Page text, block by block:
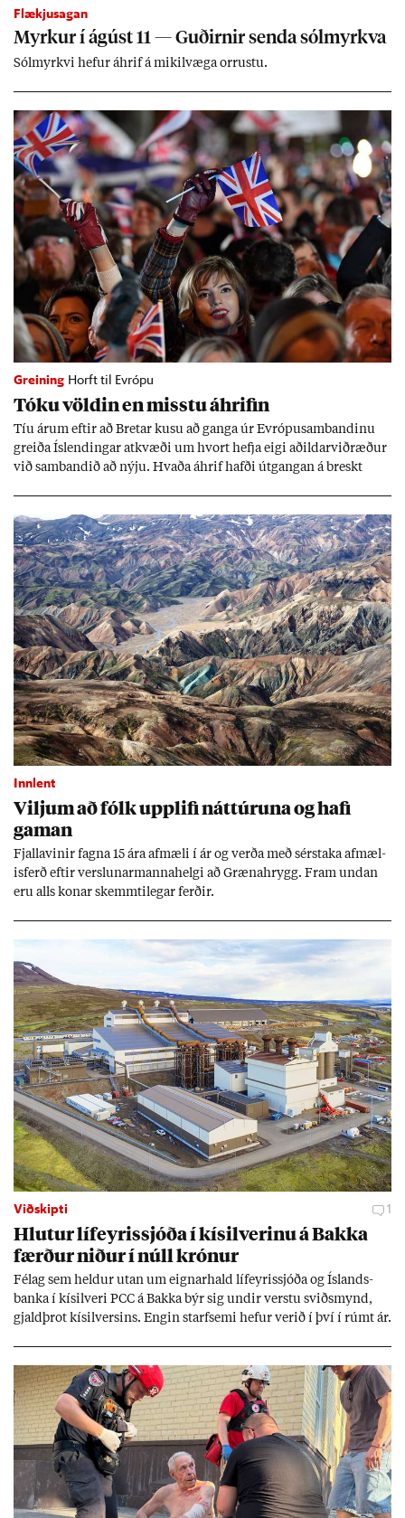
Flækjusagan
Myrk­ur í ág­úst 11 — Guð­irn­ir senda sól­myrkva
Sól­myrkvi hef­ur áhrif á mik­il­væga orr­ustu.
Greining Horft til Evrópu
Tóku völd­in en misstu áhrif­in
Tíu ár­um eft­ir að Bret­ar kusu að ganga úr Evr­ópu­sam­band­inu
greiða Ís­lend­ing­ar at­kvæði um hvort hefja eigi að­ild­ar­við­ræð­ur
við sam­band­ið að nýju. Hvaða áhrif hafði út­gang­an á breskt
Innlent
Vilj­um að fólk upp­lifi nátt­úr­una og hafi
gam­an
Fjalla­vin­ir fagna 15 ára af­mæli í ár og verða með sér­staka af­mæl­
is­ferð eft­ir versl­un­ar­manna­helgi að Græna­hrygg. Fram und­an
eru alls kon­ar skemmti­leg­ar ferð­ir.
Viðskipti 1
Hlut­ur líf­eyr­is­sjóða í kís­il­ver­inu á Bakka
færð­ur nið­ur í núll krón­ur
Fé­lag sem held­ur ut­an um eign­ar­hald líf­eyr­is­sjóða og Ís­lands­
banka í kís­il­veri PCC á Bakka býr sig und­ir verstu sviðs­mynd,
gjald­þrot kís­il­vers­ins. Eng­in starf­semi hef­ur ver­ið í því í rúmt ár.